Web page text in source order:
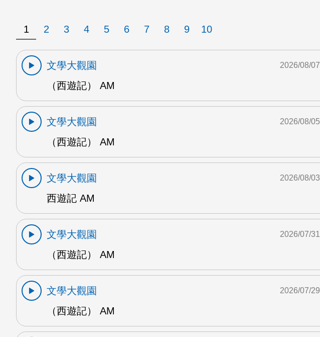
1 2 3 4 5 6 7 8 9 10
文學大觀園
（西遊記） AM
2026/08/07
文學大觀園
（西遊記） AM
2026/08/05
文學大觀園
西遊記 AM
2026/08/03
文學大觀園
（西遊記） AM
2026/07/31
文學大觀園
（西遊記） AM
2026/07/29